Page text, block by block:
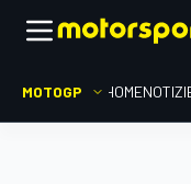
MOTOGP HOME